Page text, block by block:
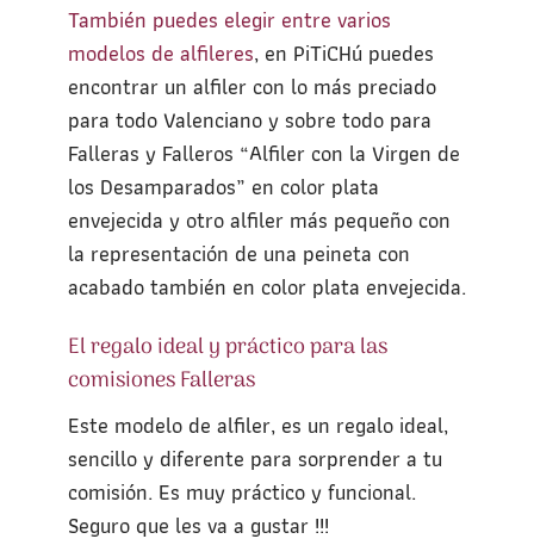
También puedes elegir entre varios
modelos de alfileres, en PiTiCHú puedes
encontrar un alfiler con lo más preciado
para todo Valenciano y sobre todo para
Falleras y Falleros “Alfiler con la Virgen de
los Desamparados” en color plata
envejecida y otro alfiler más pequeño con
la representación de una peineta con
acabado también en color plata envejecida.
El regalo ideal y práctico para las
comisiones Falleras
Este modelo de alfiler, es un regalo ideal,
sencillo y diferente para sorprender a tu
comisión. Es muy práctico y funcional.
Seguro que les va a gustar !!!